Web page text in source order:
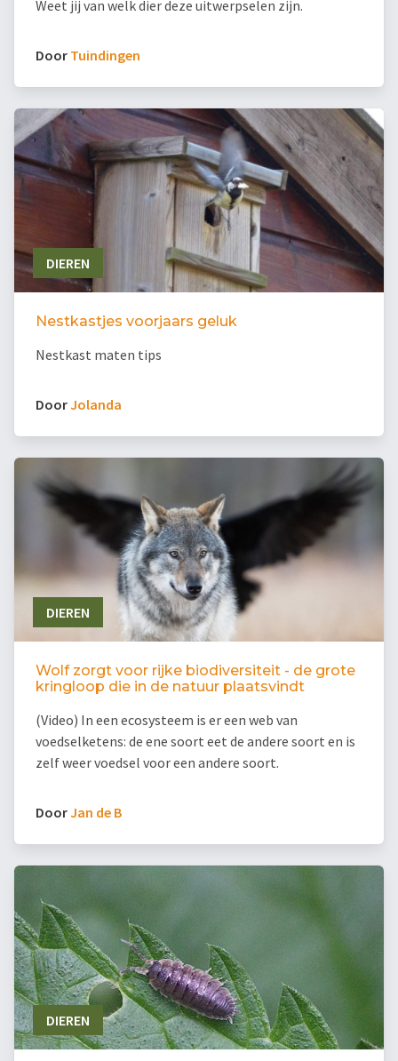
Weet jij van welk dier deze uitwerpselen zijn.
Door Tuindingen
DIEREN
Nestkastjes voorjaars geluk
Nestkast maten tips
DoorJolanda
DIEREN
Wolf zorgt voor rijke biodiversiteit - de grote
kringloop die in de natuur plaatsvindt
(Video) In een ecosysteem is er een web van
voedselketens: de ene soort eet de andere soort en is
zelf weer voedsel voor een andere soort.
DoorJan de B
DIEREN